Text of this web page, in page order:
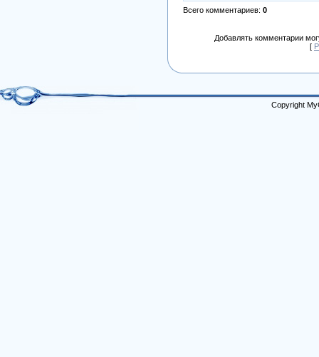
Всего комментариев: 0
Добавлять комментарии
[
Copyright